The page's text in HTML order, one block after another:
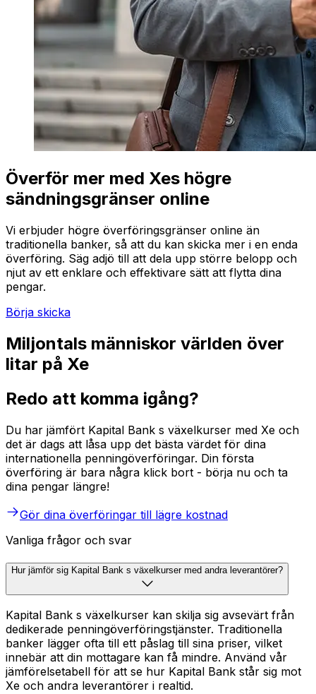
Överför mer med Xes högre
sändningsgränser online
Vi erbjuder högre överföringsgränser online än
traditionella banker, så att du kan skicka mer i en enda
överföring. Säg adjö till att dela upp större belopp och
njut av ett enklare och effektivare sätt att flytta dina
pengar.
Börja skicka
Miljontals människor världen över
litar på Xe
Redo att komma igång?
Du har jämfört Kapital Bank s växelkurser med Xe och
det är dags att låsa upp det bästa värdet för dina
internationella penningöverföringar. Din första
överföring är bara några klick bort - börja nu och ta
dina pengar längre!
Gör dina överföringar till lägre kostnad
Vanliga frågor och svar
Hur jämför sig Kapital Bank s växelkurser med andra leverantörer?
Kapital Bank s växelkurser kan skilja sig avsevärt från
dedikerade penningöverföringstjänster. Traditionella
banker lägger ofta till ett påslag till sina priser, vilket
innebär att din mottagare kan få mindre. Använd vår
jämförelsetabell för att se hur Kapital Bank står sig mot
Xe och andra leverantörer i realtid.